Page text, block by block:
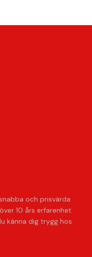
och prisvärda
10 års erfarenhet
känna dig trygg hos